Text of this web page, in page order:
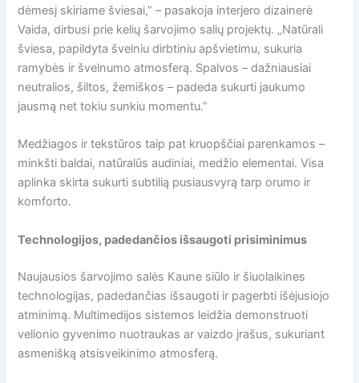
dėmesį skiriame šviesai,” – pasakoja interjero dizainerė
Vaida, dirbusi prie kelių šarvojimo salių projektų. „Natūrali
šviesa, papildyta švelniu dirbtiniu apšvietimu, sukuria
ramybės ir švelnumo atmosferą. Spalvos – dažniausiai
neutralios, šiltos, žemiškos – padeda sukurti jaukumo
jausmą net tokiu sunkiu momentu.”
Medžiagos ir tekstūros taip pat kruopščiai parenkamos –
minkšti baldai, natūralūs audiniai, medžio elementai. Visa
aplinka skirta sukurti subtilią pusiausvyrą tarp orumo ir
komforto.
Technologijos, padedančios išsaugoti prisiminimus
Naujausios šarvojimo salės Kaune siūlo ir šiuolaikines
technologijas, padedančias išsaugoti ir pagerbti išėjusiojo
atminimą. Multimedijos sistemos leidžia demonstruoti
velionio gyvenimo nuotraukas ar vaizdo įrašus, sukuriant
asmenišką atsisveikinimo atmosferą.